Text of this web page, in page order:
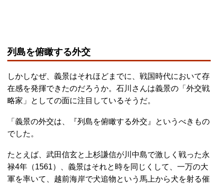
列島を俯瞰する外交
しかしなぜ、義景はそれほどまでに、戦国時代において存
在感を発揮できたのだろうか。石川さんは義景の「外交戦
略家」としての面に注目しているそうだ。
「義景の外交は、『列島を俯瞰する外交』というべきもの
でした。
たとえば、武田信玄と上杉謙信が川中島で激しく戦った永
禄4年（1561）、義景はそれと時を同じくして、一万の大
軍を率いて、越前海岸で犬追物という馬上から犬を射る催